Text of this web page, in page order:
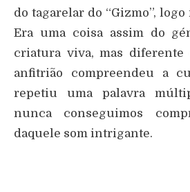
do tagarelar do “Gizmo”,
Era uma coisa assim do
criatura viva, mas diferente
anfitrião compreendeu a
repetiu uma palavra
nunca conseguimos
daquele som intrigante.